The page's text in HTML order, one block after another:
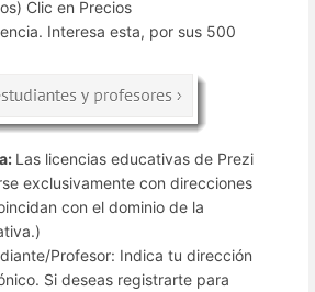
Clic en Precios
Interesa esta, por sus 500
Las licencias educativas de Prezi
exclusivamente con direcciones
con el dominio de la
Profesor: Indica tu dirección
Si deseas registrarte para